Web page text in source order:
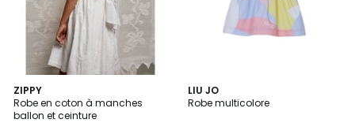
ZIPPY
Robe en coton à manches
ballon et ceinture
LIU JO
Robe multicolore